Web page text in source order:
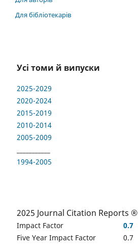
Для бібліотекарів
Усі томи й випуски
2025-2029
2020-2024
2015-2019
2010-2014
2005-2009
1994-2005
2025 Journal Citation Reports ®
Impact Factor
0.7
Five Year Impact Factor
0.7